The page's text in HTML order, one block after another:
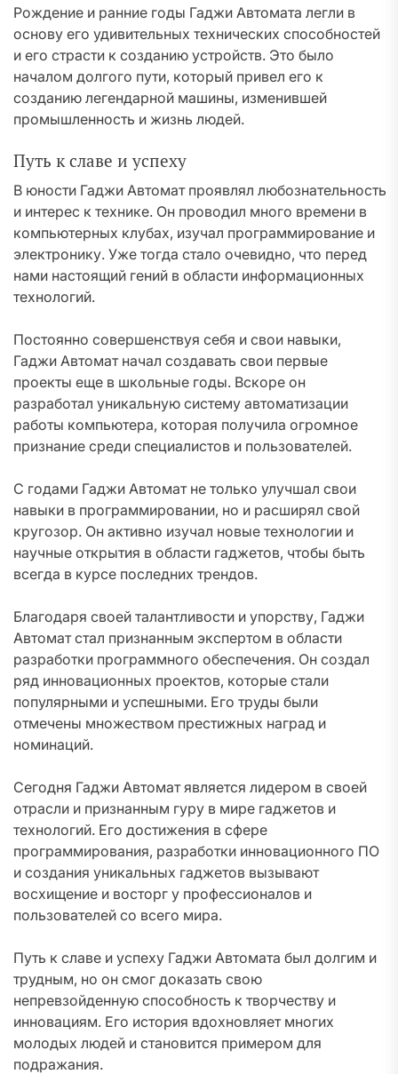
Рождение и ранние годы Гаджи Автомата легли в
основу его удивительных технических способностей
и его страсти к созданию устройств. Это было
началом долгого пути, который привел его к
созданию легендарной машины, изменившей
промышленность и жизнь людей.
Путь к славе и успеху
В юности Гаджи Автомат проявлял любознательность
и интерес к технике. Он проводил много времени в
компьютерных клубах, изучал программирование и
электронику. Уже тогда стало очевидно, что перед
нами настоящий гений в области информационных
технологий.
Постоянно совершенствуя себя и свои навыки,
Гаджи Автомат начал создавать свои первые
проекты еще в школьные годы. Вскоре он
разработал уникальную систему автоматизации
работы компьютера, которая получила огромное
признание среди специалистов и пользователей.
С годами Гаджи Автомат не только улучшал свои
навыки в программировании, но и расширял свой
кругозор. Он активно изучал новые технологии и
научные открытия в области гаджетов, чтобы быть
всегда в курсе последних трендов.
Благодаря своей талантливости и упорству, Гаджи
Автомат стал признанным экспертом в области
разработки программного обеспечения. Он создал
ряд инновационных проектов, которые стали
популярными и успешными. Его труды были
отмечены множеством престижных наград и
номинаций.
Сегодня Гаджи Автомат является лидером в своей
отрасли и признанным гуру в мире гаджетов и
технологий. Его достижения в сфере
программирования, разработки инновационного ПО
и создания уникальных гаджетов вызывают
восхищение и восторг у профессионалов и
пользователей со всего мира.
Путь к славе и успеху Гаджи Автомата был долгим и
трудным, но он смог доказать свою
непревзойденную способность к творчеству и
инновациям. Его история вдохновляет многих
молодых людей и становится примером для
подражания.